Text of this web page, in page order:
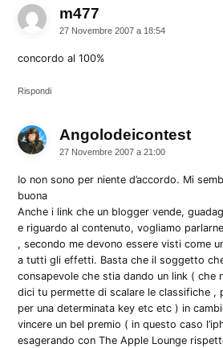
m477
27 Novembre 2007 a 18:54
concordo al 100%
Rispondi
Angolodeicontestdice:
27 Novembre 2007 a 21:00
Io non sono per niente d’accordo. Mi
buona
Anche i link che un blogger vende,
e riguardo al contenuto, vogliamo
, secondo me devono essere visti come
a tutti gli effetti. Basta che il soggetto
consapevole che stia dando un link ( che
dici tu permette di scalare le classifiche ,
per una determinata key etc etc ) in
vincere un bel premio ( in questo caso
esagerando con The Apple Lounge